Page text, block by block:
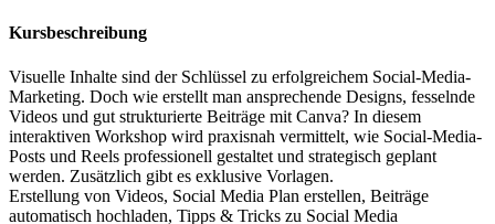
Kursbeschreibung
Visuelle Inhalte sind der Schlüssel zu erfolgreichem Social-Media-
Marketing. Doch wie erstellt man ansprechende Designs, fesselnde
Videos und gut strukturierte Beiträge mit Canva? In diesem
interaktiven Workshop wird praxisnah vermittelt, wie Social-Media-
Posts und Reels professionell gestaltet und strategisch geplant
werden. Zusätzlich gibt es exklusive Vorlagen.
Erstellung von Videos, Social Media Plan erstellen, Beiträge
automatisch hochladen, Tipps & Tricks zu Social Media